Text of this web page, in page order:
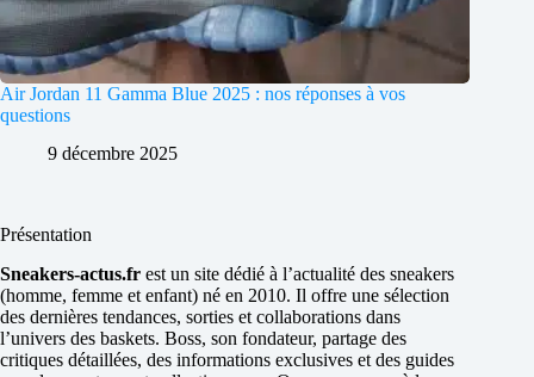
Air Jordan 11 Gamma Blue 2025 : nos réponses à vos
questions
9 décembre 2025
Présentation
Sneakers-actus.fr est un site dédié à l’actualité des sneakers
(homme, femme et enfant) né en 2010. Il offre une sélection
des dernières tendances, sorties et collaborations dans
l’univers des baskets. Boss, son fondateur, partage des
critiques détaillées, des informations exclusives et des guides